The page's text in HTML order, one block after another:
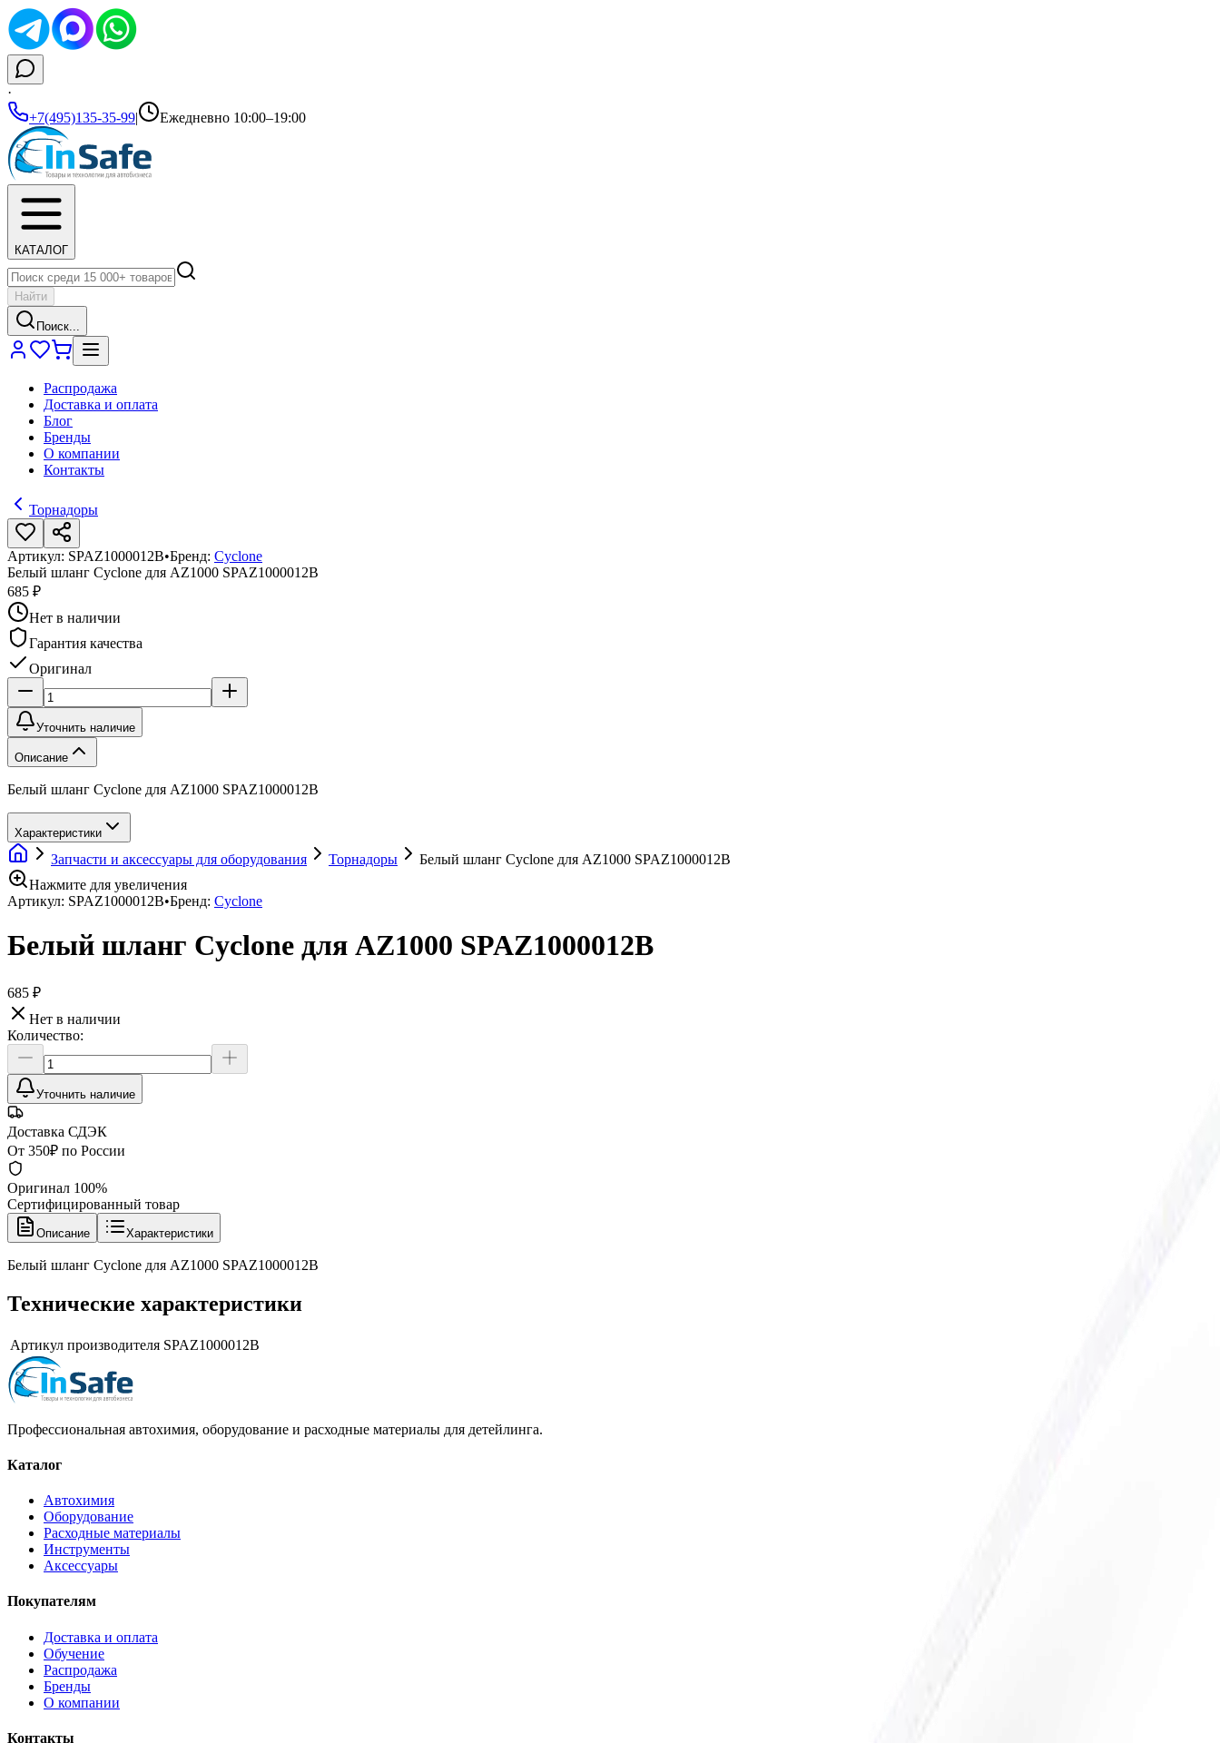
·
+7(495)135-35-99| Ежедневно 10:00–19:00
КАТАЛОГ
Найти
Поиск...
Распродажа
Доставка и оплата
Блог
Бренды
О компании
Контакты
Торнадоры
Артикул: SPAZ1000012B•Бренд: Cyclone
Белый шланг Cyclone для AZ1000 SPAZ1000012B
685 ₽
Нет в наличии
Гарантия качества
Оригинал
Уточнить наличие
Описание
Белый шланг Cyclone для AZ1000 SPAZ1000012B
Характеристики
Запчасти и аксессуары для оборудования Торнадоры
Белый шланг Cyclone для AZ1000 SPAZ1000012B
Нажмите для увеличения
Артикул: SPAZ1000012B•Бренд: Cyclone
Белый шланг Cyclone для AZ1000 SPAZ1000012B
685 ₽
Нет в наличии
Количество:
Уточнить наличие
Доставка СДЭК
От 350₽ по России
Оригинал 100%
Сертифицированный товар
Описание Характеристики
Белый шланг Cyclone для AZ1000 SPAZ1000012B
Технические характеристики
Артикул производителя SPAZ1000012B
Профессиональная автохимия, оборудование и расходные материалы для детейлинга.
Каталог
Автохимия
Оборудование
Расходные материалы
Инструменты
Аксессуары
Покупателям
Доставка и оплата
Обучение
Распродажа
Бренды
О компании
Контакты